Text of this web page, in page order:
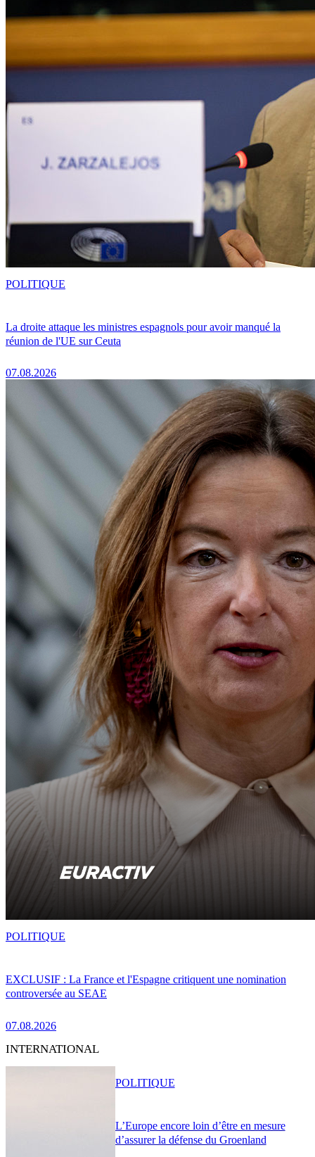
La droite attaque les ministres espagnols pour avoir manqué la
réunion de l'UE sur Ceuta
07.08.2026
POLITIQUE
EXCLUSIF : La France et l'Espagne critiquent une nomination
controversée au SEAE
07.08.2026
POLITIQUE
INTERNATIONAL
L’Europe encore loin d’être en mesure
d’assurer la défense du Groenland
POLITIQUE